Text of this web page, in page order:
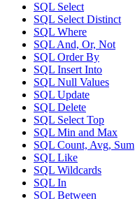
SQL Select
SQL Select Distinct
SQL Where
SQL And, Or, Not
SQL Order By
SQL Insert Into
SQL Null Values
SQL Update
SQL Delete
SQL Select Top
SQL Min and Max
SQL Count, Avg, Sum
SQL Like
SQL Wildcards
SQL In
SQL Between